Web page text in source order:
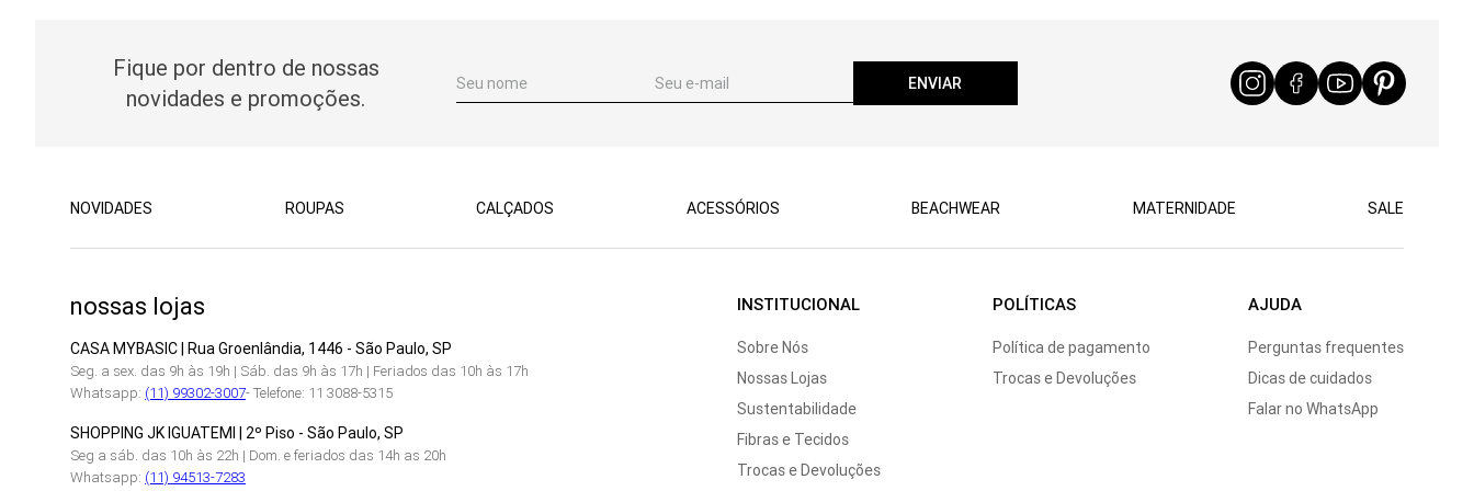
Fique por dentro de nossas
novidades e promoções.
ENVIAR
NOVIDADES ROUPAS CALÇADOS ACESSÓRIOS BEACHWEAR MATERNIDADE SALE
nossas lojas
CASA MYBASIC | Rua Groenlândia, 1446 - São Paulo, SP
Seg. a sex. das 9h às 19h | Sáb. das 9h às 17h | Feriados das 10h às 17h
Whatsapp: (11) 99302-3007- Telefone: 11 3088-5315
SHOPPING JK IGUATEMI | 2º Piso - São Paulo, SP
Seg a sáb. das 10h às 22h | Dom. e feriados das 14h as 20h
Whatsapp: (11) 94513-7283
INSTITUCIONAL
Sobre Nós
Nossas Lojas
Sustentabilidade
Fibras e Tecidos
Trocas e Devoluções
POLÍTICAS
Política de pagamento
Trocas e Devoluções
AJUDA
Perguntas frequentes
Dicas de cuidados
Falar no WhatsApp